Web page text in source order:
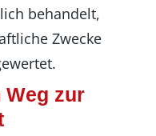
behandelt,
Zwecke
Weg zur